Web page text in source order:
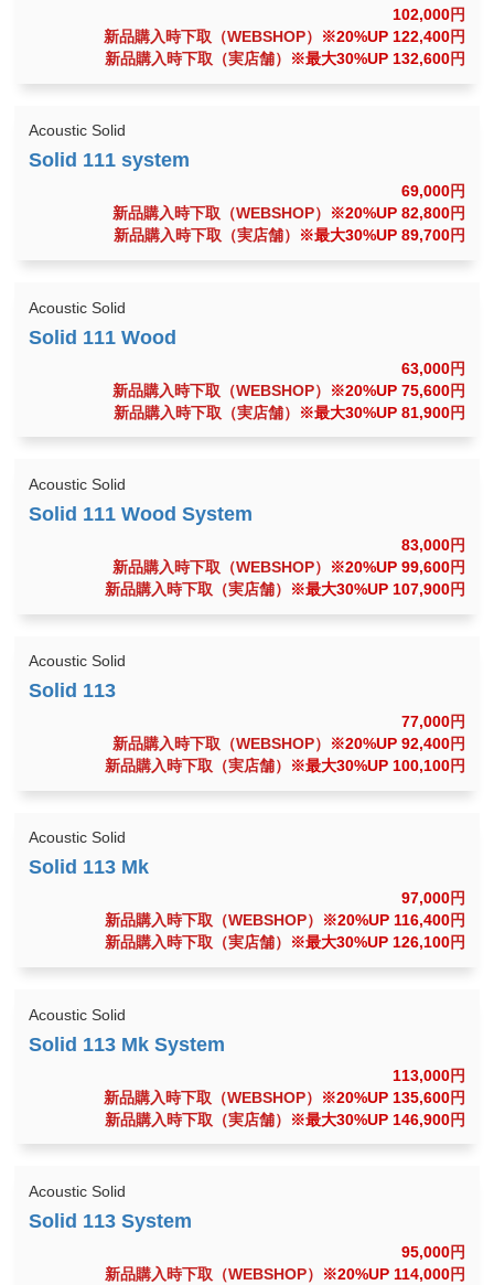
102,000円
新品購入時下取（WEBSHOP）
※20%UP 122,400円
新品購入時下取（実店舗）
※最大30%UP 132,600円
Acoustic Solid
69,000円
新品購入時下取（WEBSHOP）
※20%UP 82,800円
新品購入時下取（実店舗）
※最大30%UP 89,700円
Acoustic Solid
63,000円
新品購入時下取（WEBSHOP）
※20%UP 75,600円
新品購入時下取（実店舗）
※最大30%UP 81,900円
Acoustic Solid
83,000円
新品購入時下取（WEBSHOP）
※20%UP 99,600円
新品購入時下取（実店舗）
※最大30%UP 107,900円
Acoustic Solid
77,000円
新品購入時下取（WEBSHOP）
※20%UP 92,400円
新品購入時下取（実店舗）
※最大30%UP 100,100円
Acoustic Solid
97,000円
新品購入時下取（WEBSHOP）
※20%UP 116,400円
新品購入時下取（実店舗）
※最大30%UP 126,100円
Acoustic Solid
113,000円
新品購入時下取（WEBSHOP）
※20%UP 135,600円
新品購入時下取（実店舗）
※最大30%UP 146,900円
Acoustic Solid
95,000円
新品購入時下取（WEBSHOP）
※20%UP 114,000円